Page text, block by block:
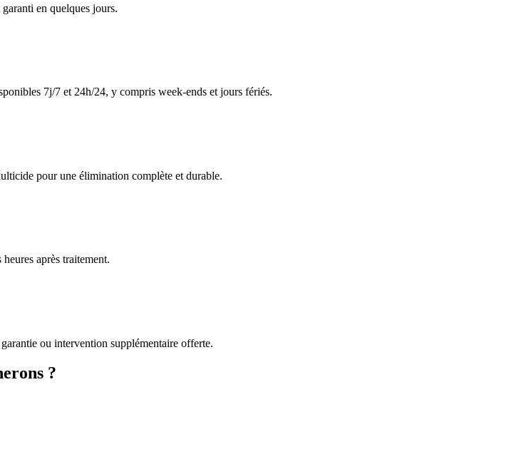
en quelques jours.
7j/7 et 24h/24, y compris week-ends et jours fériés.
pour une élimination complète et durable.
après traitement.
ou intervention supplémentaire offerte.
?